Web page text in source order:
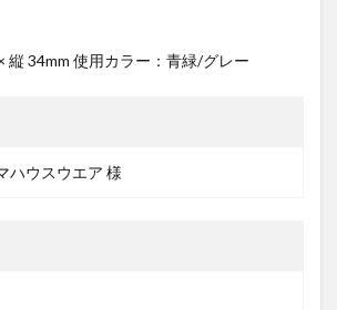
縦 34mm 使用カラー：青緑/グレー
ハウスウエア 様